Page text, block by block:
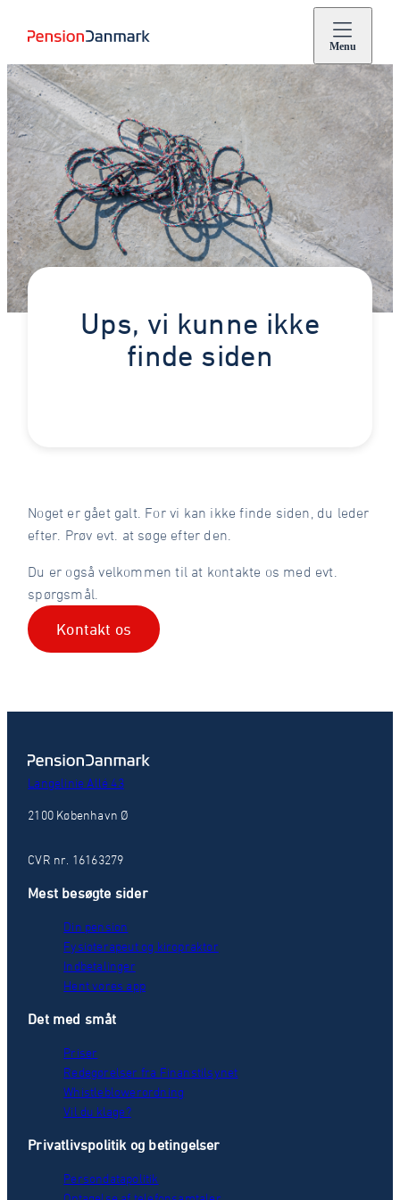
Menu
Ups, vi kunne ikke
finde siden
Noget er gået galt. For vi kan ikke finde siden, du leder
efter. Prøv evt. at søge efter den.
Du er også velkommen til at kontakte os med evt.
spørgsmål.
Kontakt os
Langelinie Allé 43
2100 København Ø
CVR nr. 16163279
Mest besøgte sider
Din pension
Fysioterapeut og kiropraktor
Indbetalinger
Hent vores app
Det med småt
Priser
Redegørelser fra Finanstilsynet
Whistleblowerordning
Vil du klage?
Privatlivspolitik og betingelser
Persondatapolitik